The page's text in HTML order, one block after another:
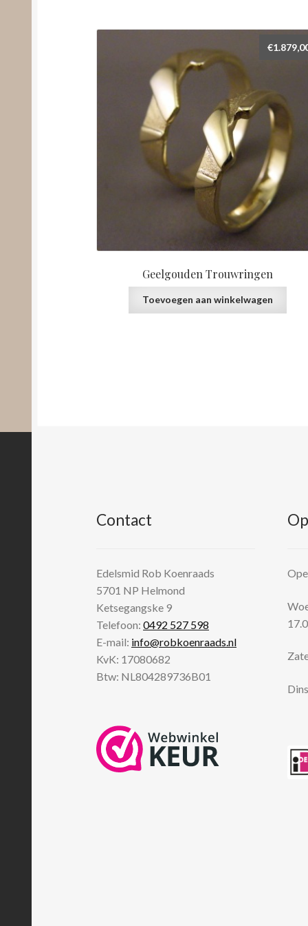
Geelgouden Trouwringen
€
Toevoegen aan winkelwagen
Contact
Edelsmid Rob Koenraads
5701 NP Helmond
Ketsegangske 9
Telefoon:0492 527 598
E-mail: info@robkoenraads.nl
KvK: 17080682
Btw: NL804289736B01